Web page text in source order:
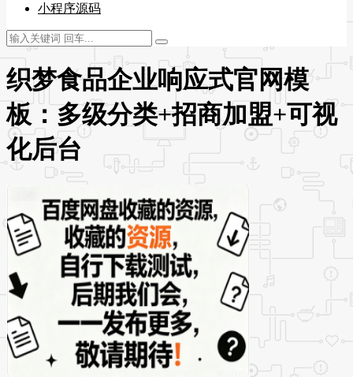
小程序源码
织梦食品企业响应式官网模
板：多级分类+招商加盟+可视
化后台